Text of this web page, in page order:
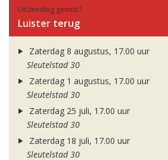
Uitzending gemist?
Luister terug
Zaterdag 8 augustus, 17.00 uur
Sleutelstad 30
Zaterdag 1 augustus, 17.00 uur
Sleutelstad 30
Zaterdag 25 juli, 17.00 uur
Sleutelstad 30
Zaterdag 18 juli, 17.00 uur
Sleutelstad 30